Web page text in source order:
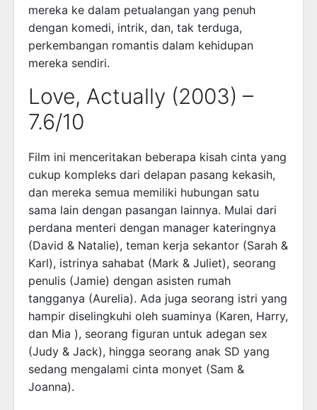
mereka ke dalam petualangan yang penuh
dengan komedi, intrik, dan, tak terduga,
perkembangan romantis dalam kehidupan
mereka sendiri.
Love, Actually (2003) –
7.6/10
Film ini menceritakan beberapa kisah cinta yang
cukup kompleks dari delapan pasang kekasih,
dan mereka semua memiliki hubungan satu
sama lain dengan pasangan lainnya. Mulai dari
perdana menteri dengan manager kateringnya
(David & Natalie), teman kerja sekantor (Sarah &
Karl), istrinya sahabat (Mark & Juliet), seorang
penulis (Jamie) dengan asisten rumah
tangganya (Aurelia). Ada juga seorang istri yang
hampir diselingkuhi oleh suaminya (Karen, Harry,
dan Mia ), seorang figuran untuk adegan sex
(Judy & Jack), hingga seorang anak SD yang
sedang mengalami cinta monyet (Sam &
Joanna).